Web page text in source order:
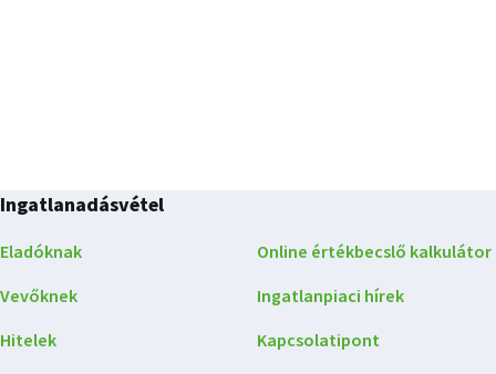
Ingatlanadásvétel
Eladóknak
Vevőknek
Hitelek
Online értékbecslő kalkulátor
Ingatlanpiaci hírek
Kapcsolatipont